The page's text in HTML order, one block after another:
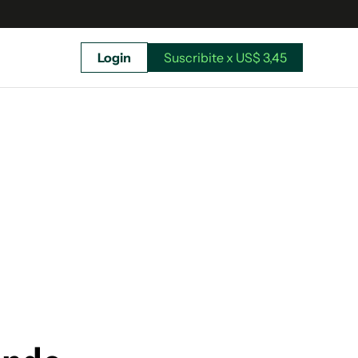
Login Suscribite x US$ 3,45